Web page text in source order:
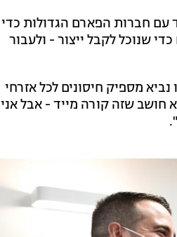
עם חברות הפארם הגדולות כדי
שנוכל לקבל ייצור - ולעבור
מספיק חיסונים לכל אזרחי
חושב שזה קורה מייד - אבל אני